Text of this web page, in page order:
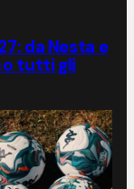
da Nesta e
tutti gli